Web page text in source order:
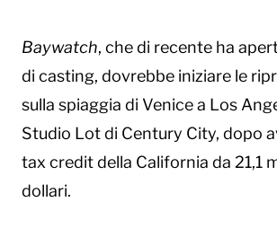
Baywatch, che di recente ha
di casting, dovrebbe iniziare le
sulla spiaggia di Venice a Los
Studio Lot di Century City, dopo
tax credit della California da 21,1
dollari.